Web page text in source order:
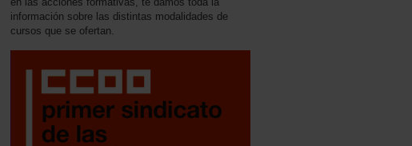
información sobre las distintas modalidades de
cursos que se ofertan.